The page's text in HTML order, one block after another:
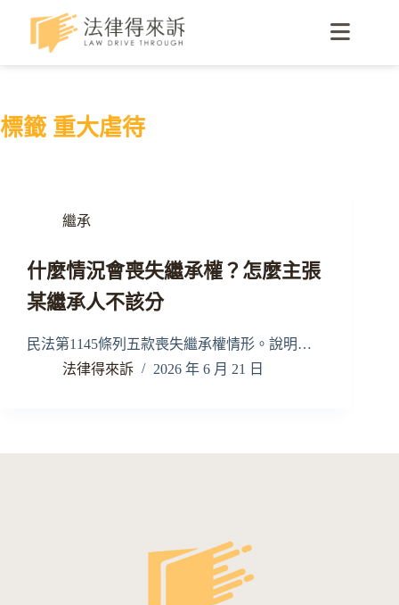
標籤 重大虐待
繼承
什麼情況會喪失繼承權？怎麼主張
某繼承人不該分
民法第1145條列五款喪失繼承權情形。說明…
法律得來訴
2026 年 6 月 21 日